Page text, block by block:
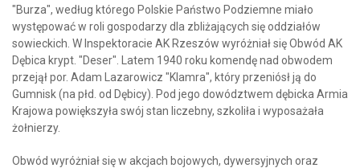
"Burza", według którego Polskie Państwo Podziemne miało
występować w roli gospodarzy dla zbliżających się oddziałów
sowieckich. W Inspektoracie AK Rzeszów wyróżniał się Obwód AK
Dębica krypt. "Deser". Latem 1940 roku komendę nad obwodem
przejął por. Adam Lazarowicz "Klamra", który przeniósł ją do
Gumnisk (na płd. od Dębicy). Pod jego dowództwem dębicka Armia
Krajowa powiększyła swój stan liczebny, szkoliła i wyposażała
żołnierzy.
Obwód wyróżniał się w akcjach bojowych, dywersyjnych oraz